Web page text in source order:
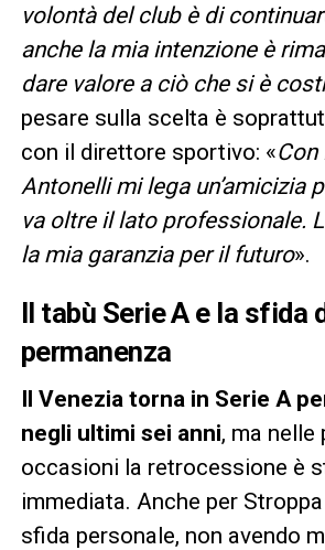
volontà del club è di
anche la mia intenzione è
dare valore a ciò che si è
pesare sulla scelta è
con il direttore sportivo: «Con
Antonelli mi lega un’amicizia
va oltre il lato professionale.
la mia garanzia per il futuro».
Il tabù Serie A e la sfida
permanenza
Il Venezia torna in Serie A
negli ultimi sei anni, ma nelle
occasioni la retrocessione è
immediata. Anche per
sfida personale, non avendo